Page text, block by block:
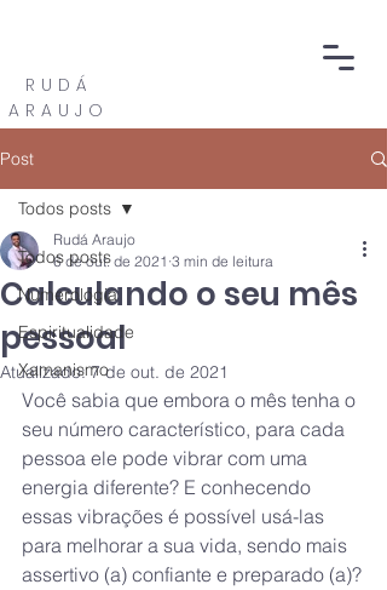
RUDÁ
ARAUJO
Post
Todos posts
Numerologia
Espiritualidade
Xamanismo
Todos posts
Calculando o seu mês
pessoal
Rudá Araujo
6 de out. de 2021 3 min de leitura
Atualizado:7 de out. de 2021
Você sabia que embora o mês tenha o
seu número característico, para cada
pessoa ele pode vibrar com uma
energia diferente? E conhecendo
essas vibrações é possível usá-las
para melhorar a sua vida, sendo mais
assertivo (a) confiante e preparado (a)?